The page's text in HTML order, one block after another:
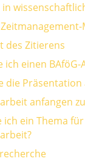
des Zitierens
ich einen BAföG-
die Präsentation
anfangen
ich ein Thema